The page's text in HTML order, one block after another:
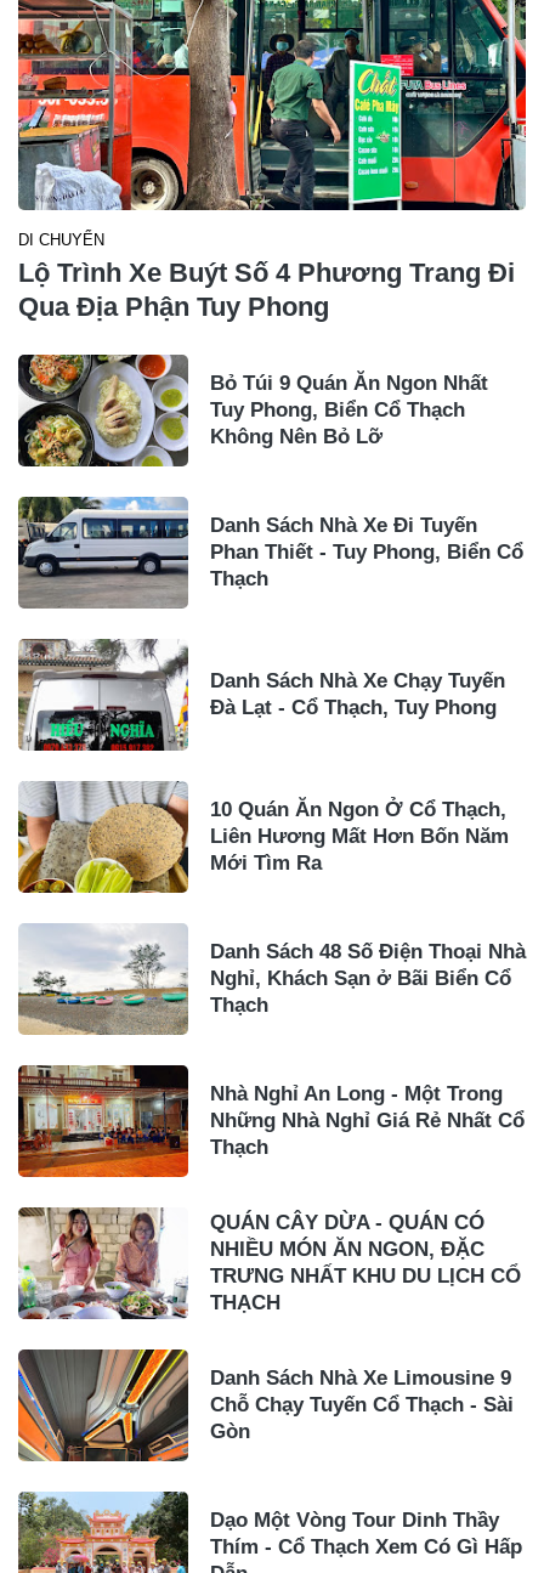
DI CHUYỂN
Lộ Trình Xe Buýt Số 4 Phương Trang Đi
Qua Địa Phận Tuy Phong
Bỏ Túi 9 Quán Ăn Ngon Nhất
Tuy Phong, Biển Cổ Thạch
Không Nên Bỏ Lỡ
Danh Sách Nhà Xe Đi Tuyến
Phan Thiết - Tuy Phong, Biển Cổ
Thạch
Danh Sách Nhà Xe Chạy Tuyến
Đà Lạt - Cổ Thạch, Tuy Phong
10 Quán Ăn Ngon Ở Cổ Thạch,
Liên Hương Mất Hơn Bốn Năm
Mới Tìm Ra
Danh Sách 48 Số Điện Thoại Nhà
Nghỉ, Khách Sạn ở Bãi Biển Cổ
Thạch
Nhà Nghỉ An Long - Một Trong
Những Nhà Nghỉ Giá Rẻ Nhất Cổ
Thạch
QUÁN CÂY DỪA - QUÁN CÓ
NHIỀU MÓN ĂN NGON, ĐẶC
TRƯNG NHẤT KHU DU LỊCH CỔ
THẠCH
Danh Sách Nhà Xe Limousine 9
Chỗ Chạy Tuyến Cổ Thạch - Sài
Gòn
Dạo Một Vòng Tour Dinh Thầy
Thím - Cổ Thạch Xem Có Gì Hấp